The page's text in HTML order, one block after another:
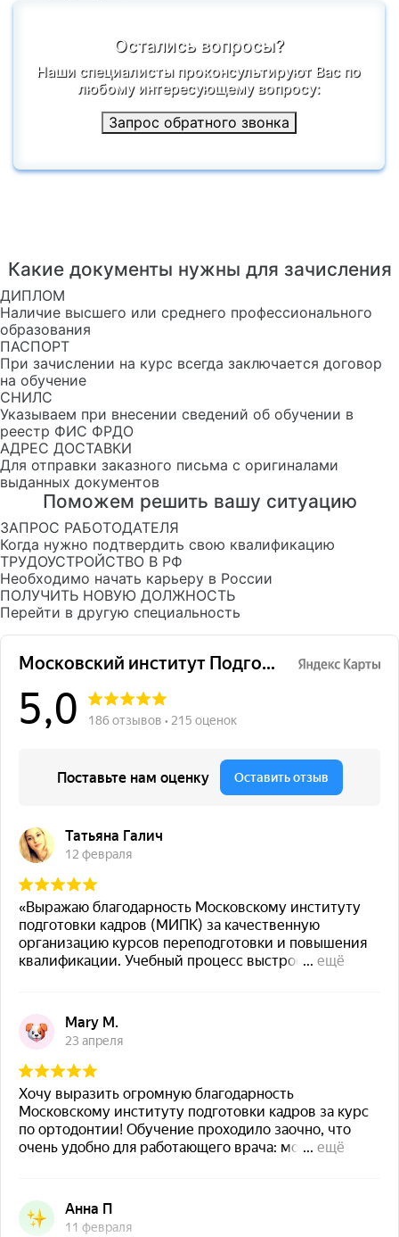
Остались вопросы?
Наши специалисты проконсультируют Вас по
любому интересующему вопросу:
Запрос обратного звонка
Какие документы нужны для зачисления
ДИПЛОМ
Наличие высшего или среднего профессионального
образования
ПАСПОРТ
При зачислении на курс всегда заключается договор
на обучение
СНИЛС
Указываем при внесении сведений об обучении в
реестр ФИС ФРДО
АДРЕС ДОСТАВКИ
Для отправки заказного письма с оригиналами
выданных документов
Поможем решить вашу ситуацию
ЗАПРОС РАБОТОДАТЕЛЯ
Когда нужно подтвердить свою квалификацию
ТРУДОУСТРОЙСТВО В РФ
Необходимо начать карьеру в России
ПОЛУЧИТЬ НОВУЮ ДОЛЖНОСТЬ
Перейти в другую специальность